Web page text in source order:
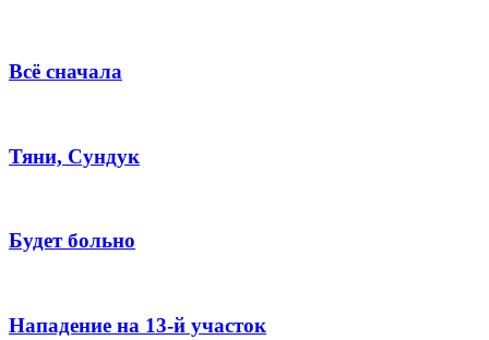
Всё сначала
Тяни, Сундук
Будет больно
Нападение на 13-й участок